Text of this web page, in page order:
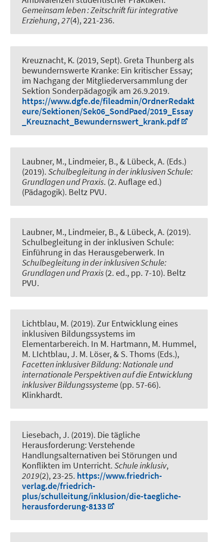
Gemeinsam leben : Zeitschrift für integrative
Erziehung,27(4), 221-236.
Kreuznacht, K. (2019, Sept). Greta Thunberg als
bewundernswerte Kranke: Ein kritischer Essay;
im Nachgang der Mitgliederversammlung der
Sektion Sonderpädagogik am 26.9.2019.
https://www.dgfe.de/fileadmin/OrdnerRedakt
eure/Sektionen/Sek06_SondPaed/2019_Essay
_Kreuznacht_Bewundernswert_krank.pdf
Laubner, M., Lindmeier, B., & Lübeck, A. (Eds.)
(2019).Schulbegleitung in der inklusiven Schule:
Grundlagen und Praxis. (2. Auflage ed.)
(Pädagogik). Beltz PVU.
Laubner, M., Lindmeier, B., & Lübeck, A. (2019).
Schulbegleitung in der inklusiven Schule:
Einführung in das Herausgeberwerk. In
Schulbegleitung in der inklusiven Schule:
Grundlagen und Praxis(2. ed., pp. 7-10). Beltz
PVU.
Lichtblau, M. (2019). Zur Entwicklung eines
inklusiven Bildungssystems im
Elementarbereich. In M. Hartmann, M. Hummel,
M. LIchtblau, J. M. Löser, & S. Thoms (Eds.),
Facetten inklusiver Bildung: Nationale und
internationale Perspektiven auf die Entwicklung
inklusiver Bildungssysteme (pp. 57-66).
Klinkhardt.
Liesebach, J. (2019). Die tägliche
Herausforderung: Verstehende
Handlungsalternativen bei Störungen und
Konflikten im Unterricht.Schule inklusiv,
2019(2), 23-25. https://www.friedrich-
verlag.de/friedrich-
plus/schulleitung/inklusion/die-taegliche-
herausforderung-8133